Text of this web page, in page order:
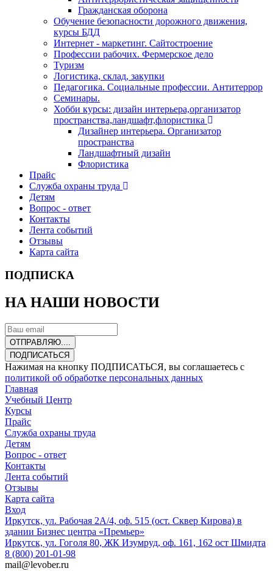
Гражданская оборона
Обучение безопасности дорожного движения,
курсы БДД
Интернет - маркетинг. Сайтостроение
Профессии рабочих. Фермерское дело
Туризм
Логистика, склад, закупки
Педагогика. Социальные профессии. Антитеррор
Семинары.
Хобби курсы: дизайн интерьера,организатор
пространства,ландшафт,флористика
Дизайнер интерьера. Организатор
пространства
Ландшафтный дизайн
Флористика
Прайс
Служба охраны труда
Детям
Вопрос - ответ
Контакты
Лента событий
Отзывы
Карта сайта
ПОДПИСКА
НА НАШИ НОВОСТИ
ОТПРАВЛЯЮ....
ПОДПИСАТЬСЯ
Нажимая на кнопку ПОДПИСАТЬСЯ, вы соглашаетесь с
политикой об обработке персональных данных
Главная
Учебный Центр
Курсы
Прайс
Служба охраны труда
Детям
Вопрос - ответ
Контакты
Лента событий
Отзывы
Карта сайта
Вход
Иркутск, ул. Рабочая 2А/4, оф. 515 (ост. Сквер Кирова) в
здании Бизнес центра «Премьер»
Иркутск, ул. Гоголя 80, ЖК Изумруд, оф. 161, 162 ост Шмидта
8 (800) 201-01-98
mail@levober.ru